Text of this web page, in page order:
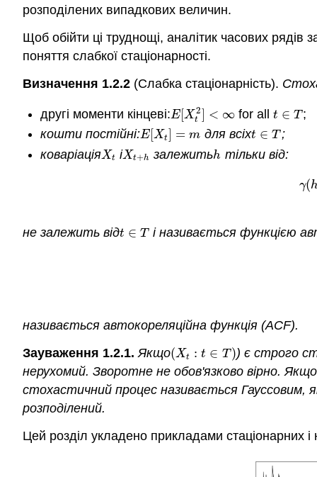
розподілених випадкових величин.
Щоб обійти ці труднощі, аналітик часових
поняття слабкої стаціонарності.
Визначення 1.2.2 (Слабка стаціонарність).
другі моменти кінцеві:E[X2
t ] < ∞
E[ Xt2 <∞ for allt ∈ T
t∈T ;
кошти постійні:E [Xt = m
E[ Xt]= m для всіхt ∈ T
t∈T ;
коваріаціяXt
Xt іXt+h
Xt+h залежитьh
h тільки від:
γ(h
не залежить відt ∈ T
t∈T і називається функцією
називається автокореляційна функція (ACF).
Зауваження 1.2.1. Якщо(Xt : t ∈ T )
(Xt: ∈ T)
) є строго
нерухомий. Зворотне не обов'язково вірно. Якщо
стохастичний процес називається Гауссовим,
розподілений.
Цей розділ укладено прикладами стаціонарних і